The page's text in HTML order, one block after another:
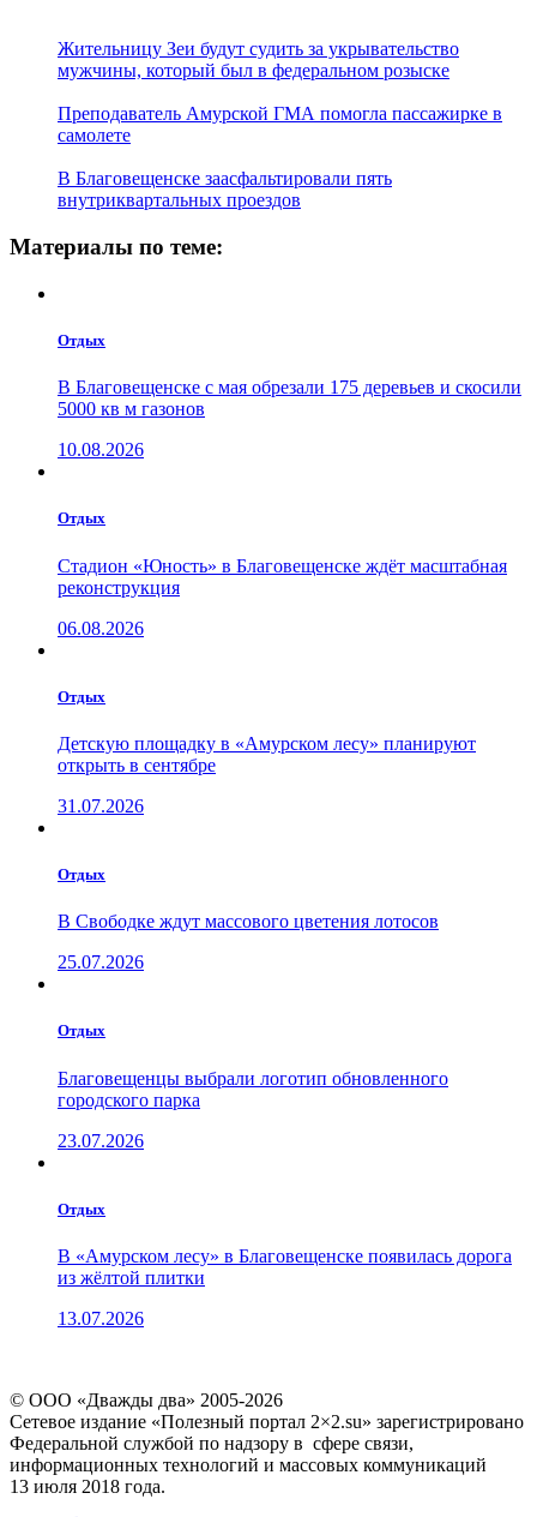
Жительницу Зеи будут судить за укрывательство
мужчины, который был в федеральном розыске
Преподаватель Амурской ГМА помогла пассажирке в
самолете
В Благовещенске заасфальтировали пять
внутриквартальных проездов
Материалы по теме:
Отдых
В Благовещенске с мая обрезали 175 деревьев и скосили
5000 кв м газонов
10.08.2026
Отдых
Стадион «Юность» в Благовещенске ждёт масштабная
реконструкция
06.08.2026
Отдых
Детскую площадку в «Амурском лесу» планируют
открыть в сентябре
31.07.2026
Отдых
В Свободке ждут массового цветения лотосов
25.07.2026
Отдых
Благовещенцы выбрали логотип обновленного
городского парка
23.07.2026
Отдых
В «Амурском лесу» в Благовещенске появилась дорога
из жёлтой плитки
13.07.2026
© ООО «Дважды два» 2005-2026
Сетевое издание «Полезный портал 2×2.su» зарегистрировано
Федеральной службой по надзору в сфере связи,
информационных технологий и массовых коммуникаций
13 июля 2018 года.